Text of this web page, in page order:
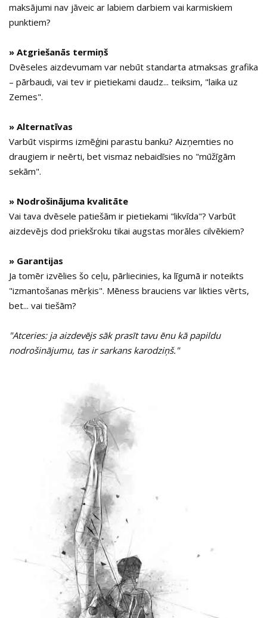
maksājumi nav jāveic ar labiem darbiem vai karmiskiem
punktiem?
» Atgriešanās termiņš
Dvēseles aizdevumam var nebūt standarta atmaksas grafika
– pārbaudi, vai tev ir pietiekami daudz... teiksim, "laika uz
Zemes".
» Alternatīvas
Varbūt vispirms izmēģini parastu banku? Aizņemties no
draugiem ir neērti, bet vismaz nebaidīsies no "mūžīgām
sekām".
» Nodrošinājuma kvalitāte
Vai tava dvēsele patiešām ir pietiekami "likvīda"? Varbūt
aizdevējs dod priekšroku tikai augstas morāles cilvēkiem?
» Garantijas
Ja tomēr izvēlies šo ceļu, pārliecinies, ka līgumā ir noteikts
"izmantošanas mērķis". Mēness brauciens var likties vērts,
bet... vai tiešām?
"Atceries: ja aizdevējs sāk prasīt tavu ēnu kā papildu
nodrošinājumu, tas ir sarkans karodziņš."